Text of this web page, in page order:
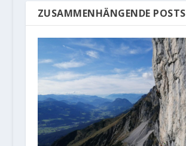
ZUSAMMENHÄNGENDE POSTS